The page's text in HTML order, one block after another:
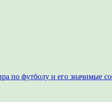
по футболу и его значимые